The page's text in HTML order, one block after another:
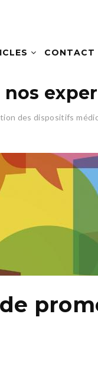
CONTACT
nos
des dispositifs